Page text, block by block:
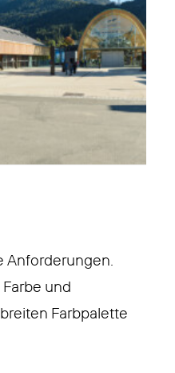
Anforderungen.
und
Farbpalette